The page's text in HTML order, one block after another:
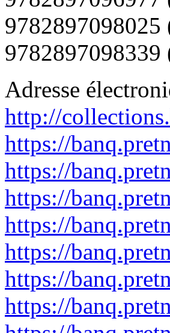
9782897098025
9782897098339
Adresse
http://
https://
https://
https://
https://
https://
https://
https://